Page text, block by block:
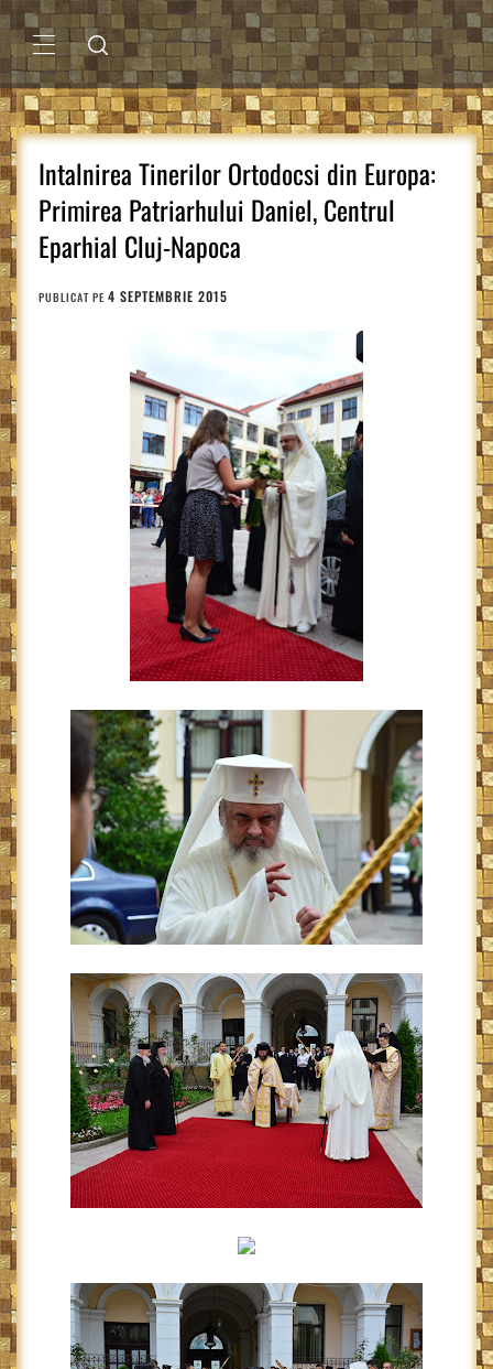
Sari
la
conținutMENIU
PRINCIPAL
Intalnirea Tinerilor Ortodocsi din Europa:
Primirea Patriarhului Daniel, Centrul
Eparhial Cluj-Napoca
PUBLICAT PE 4 SEPTEMBRIE 2015